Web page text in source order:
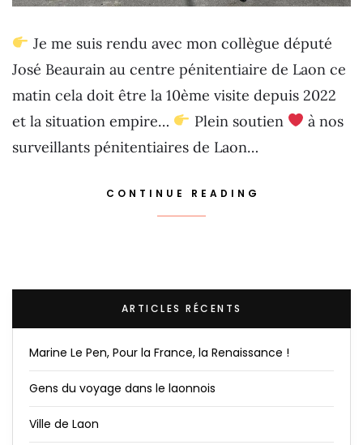
Je me suis rendu avec mon collègue député
José Beaurain au centre pénitentiaire de Laon ce
matin cela doit être la 10ème visite depuis 2022
et la situation empire…
Plein soutien
à nos
surveillants pénitentiaires de Laon…
CONTINUE READING
ARTICLES RÉCENTS
Marine Le Pen, Pour la France, la Renaissance !
Gens du voyage dans le laonnois
Ville de Laon